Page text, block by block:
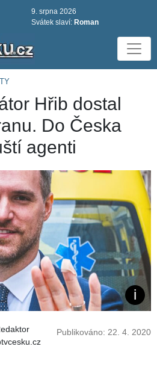
9. srpna 2026
Svátek slaví: Roman
Hřib dostal
Do Česka
agenti
Publikováno: 22. 4. 2020